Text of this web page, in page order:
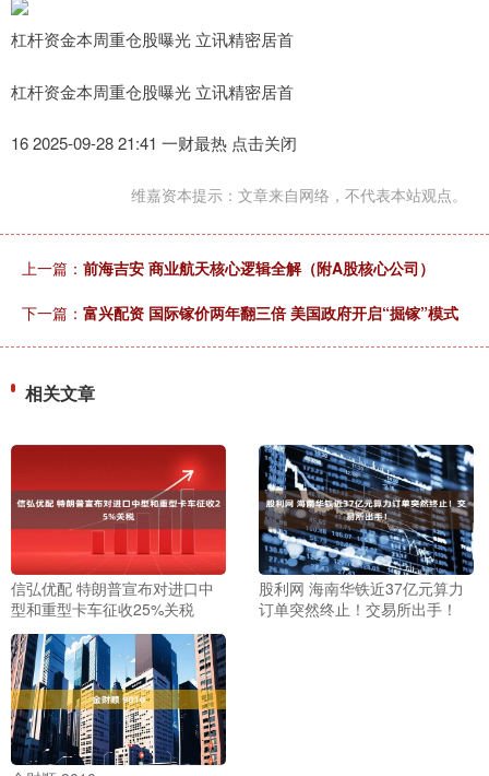
杠杆资金本周重仓股曝光 立讯精密居首
杠杆资金本周重仓股曝光 立讯精密居首
16 2025-09-28 21:41 一财最热 点击关闭
维嘉资本提示：文章来自网络，不代表本站观点。
上一篇： 前海吉安 商业航天核心逻辑全解（附A股核心公司）
下一篇： 富兴配资 国际镓价两年翻三倍 美国政府开启“掘镓”模式
相关文章
信弘优配 特朗普宣布对进口中
型和重型卡车征收25%关税
股利网 海南华铁近37亿元算力
订单突然终止！交易所出手！